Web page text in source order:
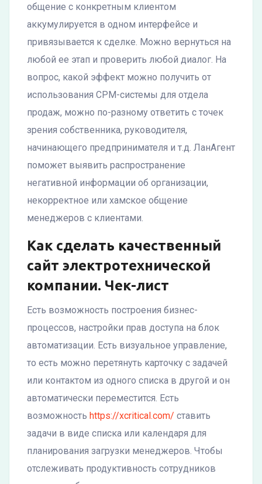
общение с конкретным клиентом
аккумулируется в одном интерфейсе и
привязывается к сделке. Можно вернуться на
любой ее этап и проверить любой диалог. На
вопрос, какой эффект можно получить от
использования СРМ-системы для отдела
продаж, можно по-разному ответить с точек
зрения собственника, руководителя,
начинающего предпринимателя и т.д. ЛанАгент
поможет выявить распространение
негативной информации об организации,
некорректное или хамское общение
менеджеров с клиентами.
Как сделать качественный
сайт электротехнической
компании. Чек-лист
Есть возможность построения бизнес-
процессов, настройки прав доступа на блок
автоматизации. Есть визуальное управление,
то есть можно перетянуть карточку с задачей
или контактом из одного списка в другой и он
автоматически переместится. Есть
возможность https://xcritical.com/ ставить
задачи в виде списка или календаря для
планирования загрузки менеджеров. Чтобы
отслеживать продуктивность сотрудников